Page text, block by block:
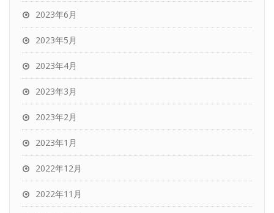
2023年6月
2023年5月
2023年4月
2023年3月
2023年2月
2023年1月
2022年12月
2022年11月